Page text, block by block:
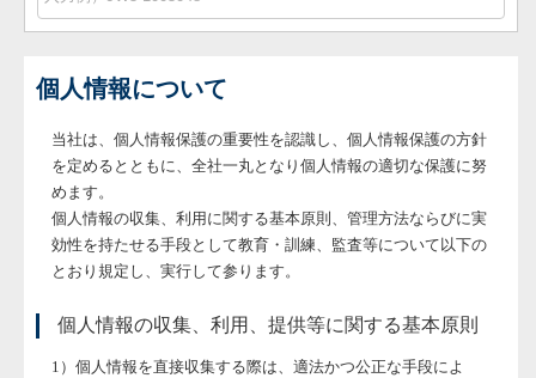
個人情報について
当社は、個人情報保護の重要性を認識し、個人情報保護の方針
を定めるとともに、全社一丸となり個人情報の適切な保護に努
めます。
個人情報の収集、利用に関する基本原則、管理方法ならびに実
効性を持たせる手段として教育・訓練、監査等について以下の
とおり規定し、実行して参ります。
個人情報の収集、利用、提供等に関する基本原則
個人情報を直接収集する際は、適法かつ公正な手段によ